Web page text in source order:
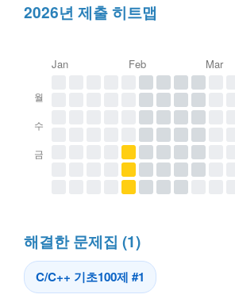
2026년 제출 히트맵
Jan Feb Mar
월
수
금
해결한 문제집 (1)
C/C++ 기초100제 #1